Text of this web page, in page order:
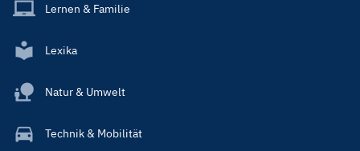
Lernen & Familie
Lexika
Natur & Umwelt
Technik & Mobilität